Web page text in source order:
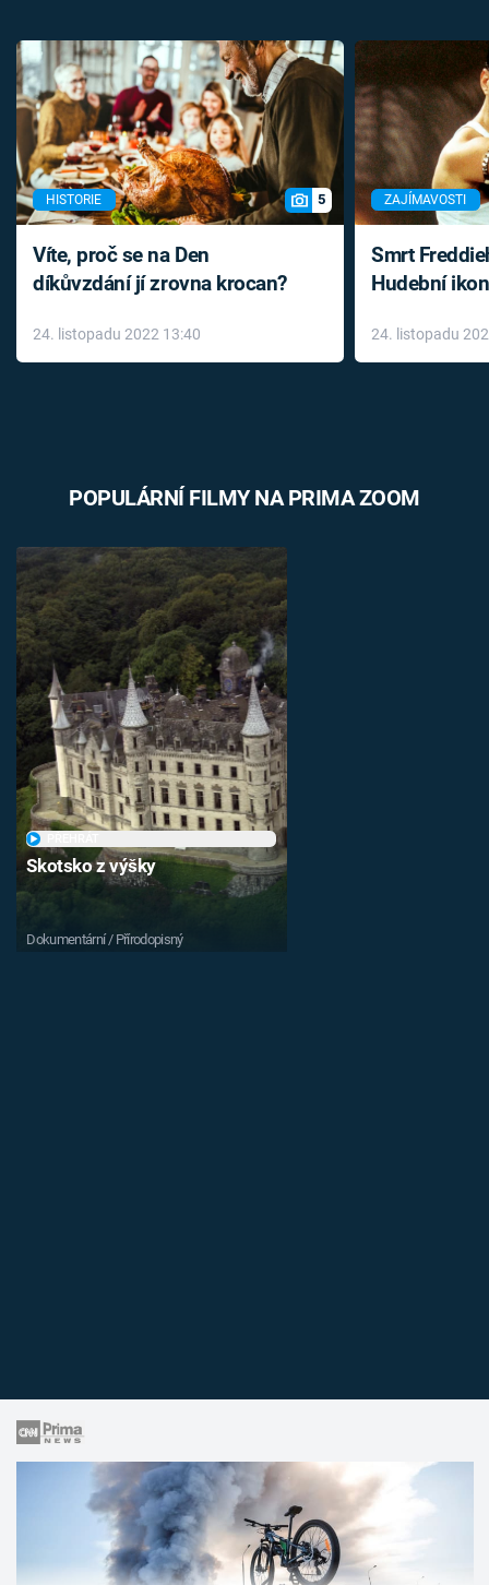
HISTORIE 5
Víte, proč se na Den
díkůvzdání jí zrovna krocan?
24. listopadu 2022 13:40
ZAJÍMAVOSTI
Smrt
Hudební
léky
24. listopadu
POPULÁRNÍ FILMY NA PRIMA ZOOM
Skotsko z výšky
Dokumentární / Přírodopisný